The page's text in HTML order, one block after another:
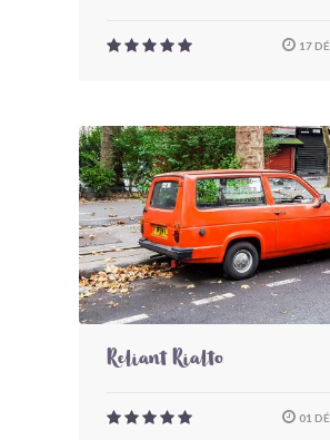
17
Reliant Rialto
01